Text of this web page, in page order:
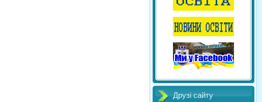
Друзі сайту